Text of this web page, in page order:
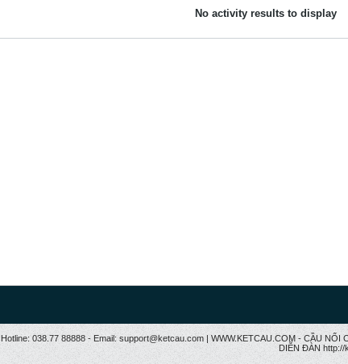
No activity results to display
Hotline: 038.77 88888 - Email: support@ketcau.com | WWW.KETCAU.COM - CẦU
DIỄN ĐÀN http://